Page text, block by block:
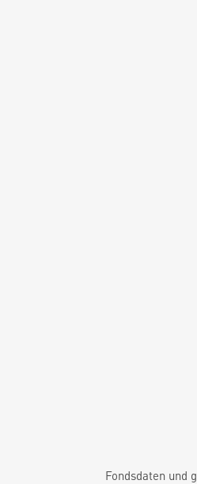
Fondsdaten und